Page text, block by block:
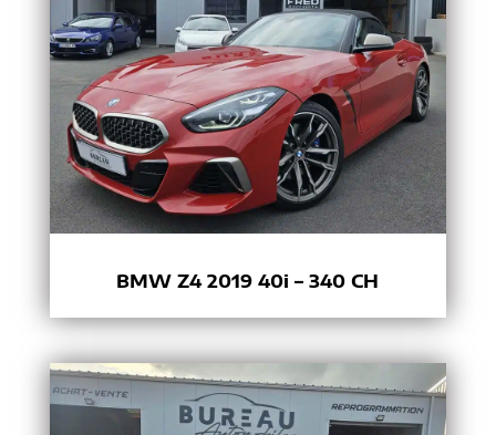
BMW Z4 2019 40i – 340 CH